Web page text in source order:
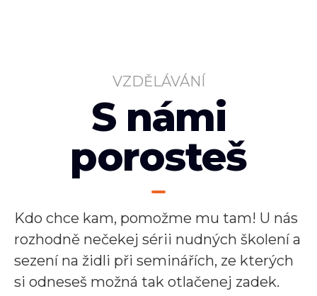
VZDĚLÁVÁNÍ
S námi
porosteš
Kdo chce kam, pomožme mu tam! U nás
rozhodně nečekej sérii nudných školení a
sezení na židli při seminářích, ze kterých
si odneseš možná tak otlačenej zadek.